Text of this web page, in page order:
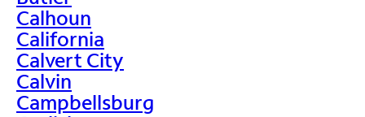
Calhoun
California
Calvert City
Calvin
Campbellsburg